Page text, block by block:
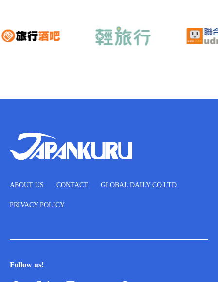
ABOUT US CONTACT GLOBAL DAILY CO.LTD.
PRIVACY POLICY
Follow us!